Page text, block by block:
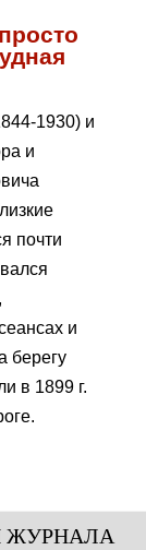
1930) и
и
почти
и
берегу
в 1899 г.
ЖУРНАЛА